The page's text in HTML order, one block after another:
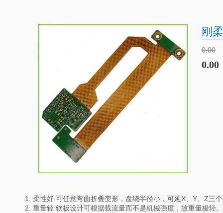
刚
0.00
0.00
1. 柔性好 可任意弯曲折叠变形，盘绕半径小，可延X、Y、Z三
2. 重量轻 软板设计可根据载流量而不是机械强度，故重量极轻。